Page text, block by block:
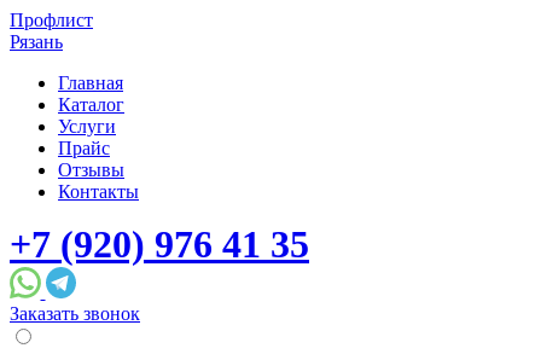
Профлист
Рязань
Главная
Каталог
Услуги
Прайс
Отзывы
Контакты
+7 (920) 976 41 35
Заказать звонок